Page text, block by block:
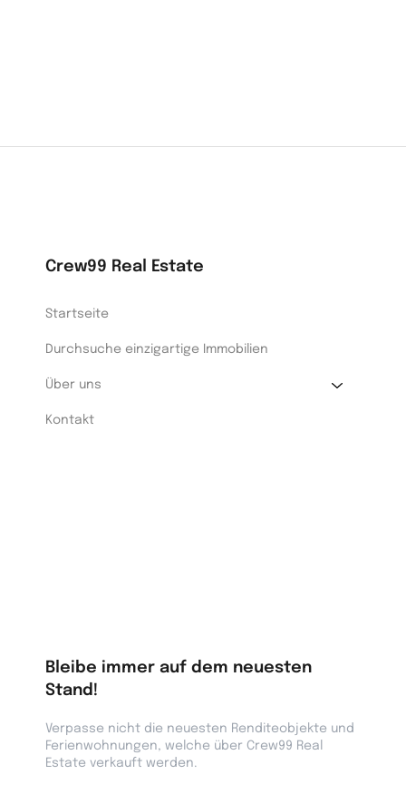
Startseite
Durchsuche einzigartige Immobilien
Über uns
Kontakt
Crew99 Real Estate
Bleibe immer auf dem neuesten
Stand!
Verpasse nicht die neuesten Renditeobjekte und
Ferienwohnungen, welche über Crew99 Real
Estate verkauft werden.